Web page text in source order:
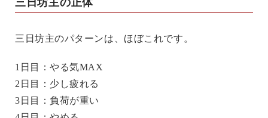
三日坊主のパターンは、ほぼこれです。
1日目：やる気MAX
2日目：少し疲れる
3日目：負荷が重い